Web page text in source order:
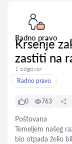
Radno pravo
Krsenje
zastiti na
1 odgovor
Radno pravo
0 763
Poštovana
Temeljem našeg
bio otpada želio